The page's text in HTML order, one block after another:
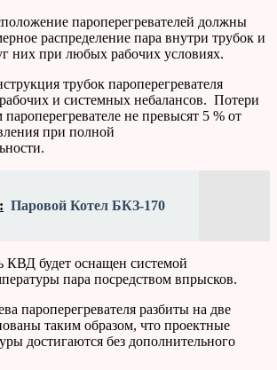
пароперегревателей должны
распределение пара внутри трубок и
них при любых рабочих условиях.
трубок пароперегревателя
и системных небалансов. Потери
не превысят 5 % от
при полной
Паровой Котел БКЗ-170
КВД будет оснащен системой
пара посредством впрысков.
пароперегревателя разбиты на две
таким образом, что проектные
достигаются без дополнительного